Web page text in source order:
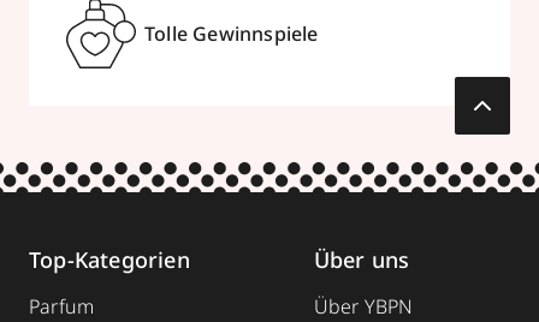
Tolle Gewinnspiele
Top-Kategorien
Parfum
Über uns
Über YBPN